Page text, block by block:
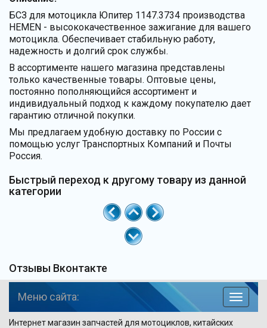
БСЗ для мотоцикла Юпитер 1147.3734 производства
HEMEN - высококачественное зажигание для вашего
мотоцикла. Обеспечивает стабильную работу,
надежность и долгий срок службы.
В ассортименте нашего магазина представлены
только качественные товары. Оптовые цены,
постоянно пополняющийся ассортимент и
индивидуальный подход к каждому покупателю дает
гарантию отличной покупки.
Мы предлагаем удобную доставку по России с
помощью услуг Транспортных Компаний и Почты
Россия.
Быстрый переход к другому товару из данной
категории
Отзывы Вконтакте
по
Меню сайта:
Интернет магазин запчастей для мотоциклов, китайских